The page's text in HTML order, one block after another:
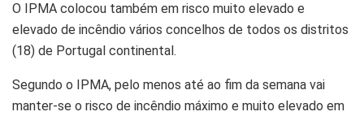
O IPMA colocou também em risco muito elevado e
elevado de incêndio vários concelhos de todos os distritos
(18) de Portugal continental.
Segundo o IPMA, pelo menos até ao fim da semana vai
manter-se o risco de incêndio máximo e muito elevado em